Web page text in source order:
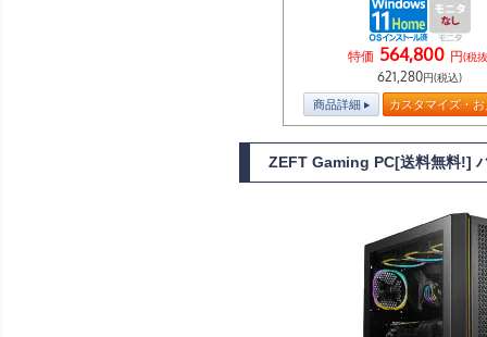
特価 564,800 円(税
621,280円(税込)
商品詳細 カスタマイズ・
ZEFT Gaming PC[送料無料!]